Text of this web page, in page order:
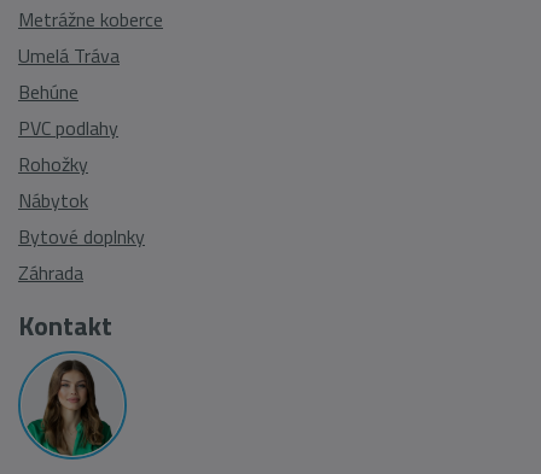
Metrážne koberce
Umelá Tráva
Behúne
PVC podlahy
Rohožky
Nábytok
Bytové doplnky
Záhrada
Kontakt